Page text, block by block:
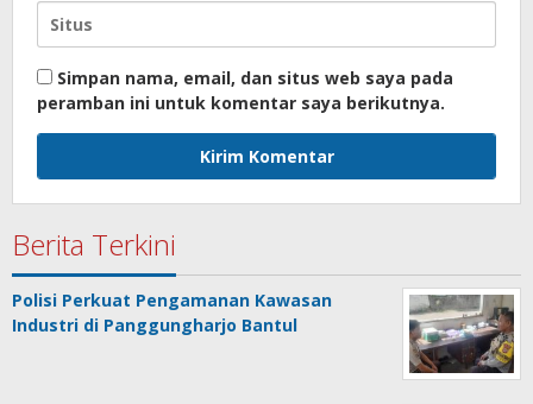
Simpan nama, email, dan situs web saya pada
peramban ini untuk komentar saya berikutnya.
Berita Terkini
Polisi Perkuat Pengamanan Kawasan
Industri di Panggungharjo Bantul